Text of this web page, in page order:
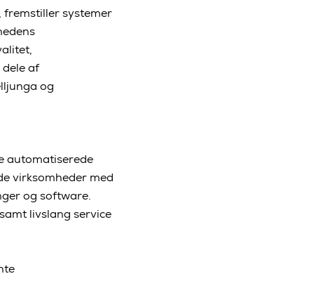
fremstiller systemer
af
og
automatiserede
virksomheder med
og software.
livslang service